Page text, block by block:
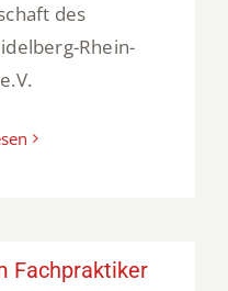
des
Rhein-
Fachpraktiker